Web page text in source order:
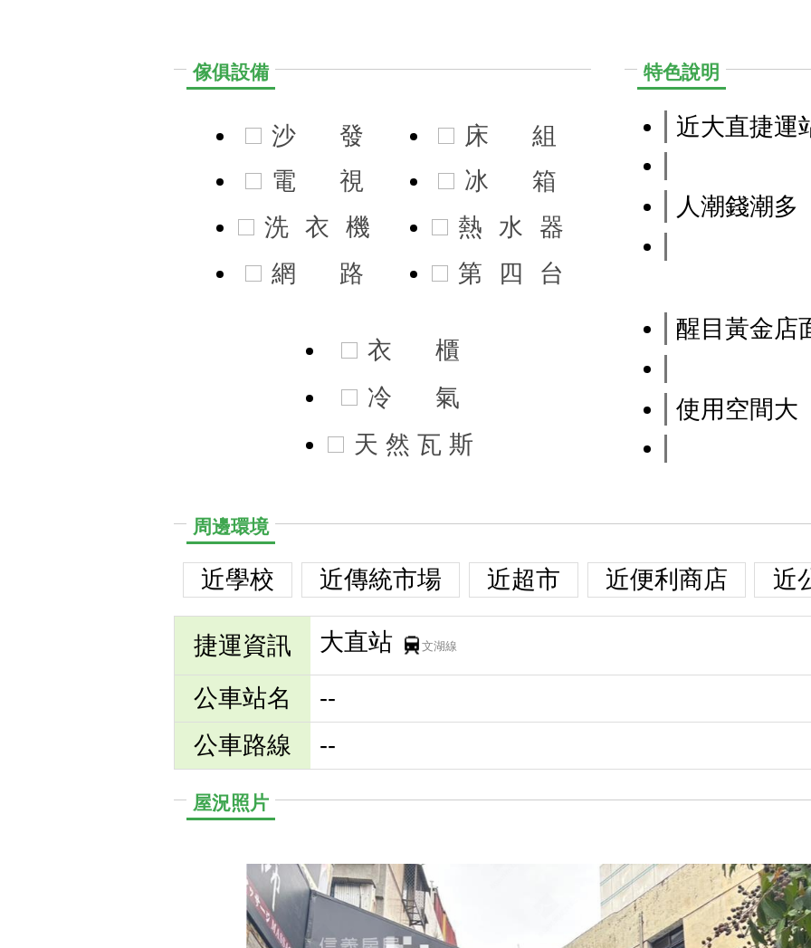
傢俱設備
沙
發
電
視
洗
衣
機
網
路
床
組
冰
箱
熱
水
器
第
四 台
衣
櫃
冷
氣
天 然 瓦 斯
特色說明
近大直捷運
人潮錢潮多
醒目黃金店
使用空間大
周邊環境
近學校 近傳統市場 近超市 近便利商店 近
捷運資訊 大直站 文湖線
公車站名
--
公車路線
--
屋況照片